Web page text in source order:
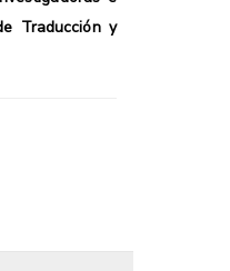
Traducción y